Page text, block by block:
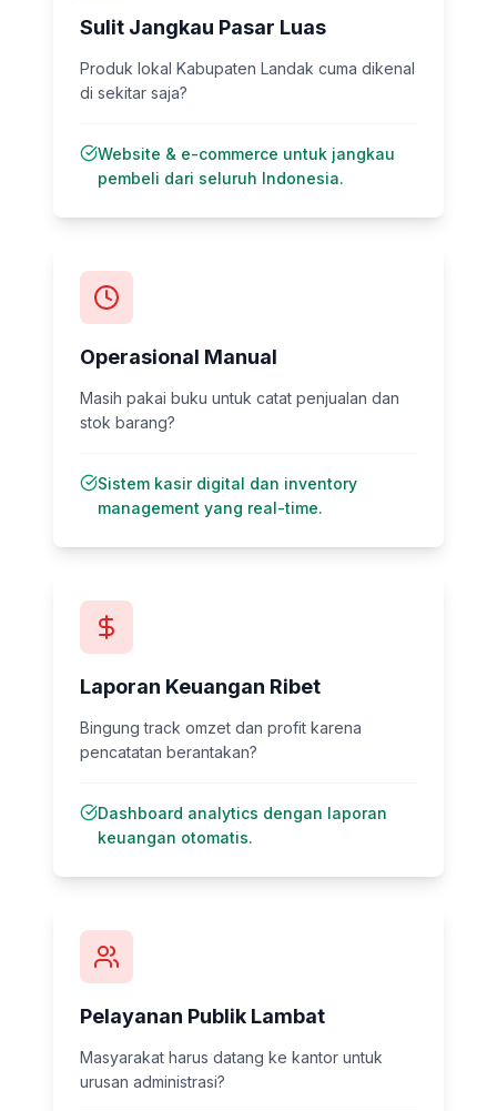
Sulit Jangkau Pasar Luas
Produk lokal Kabupaten Landak cuma dikenal
di sekitar saja?
Website & e-commerce untuk jangkau
pembeli dari seluruh Indonesia.
Operasional Manual
Masih pakai buku untuk catat penjualan dan
stok barang?
Sistem kasir digital dan inventory
management yang real-time.
Laporan Keuangan Ribet
Bingung track omzet dan profit karena
pencatatan berantakan?
Dashboard analytics dengan laporan
keuangan otomatis.
Pelayanan Publik Lambat
Masyarakat harus datang ke kantor untuk
urusan administrasi?